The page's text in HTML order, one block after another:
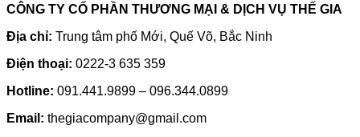
CÔNG TY CỔ PHẦN THƯƠNG MẠI & DỊCH VỤ THẾ GIA
Địa chỉ: Trung tâm phố Mới, Quế Võ, Bắc Ninh
Điện thoại: 0222-3 635 359
Hotline: 091.441.9899 – 096.344.0899
Email: thegiacompany@gmail.com